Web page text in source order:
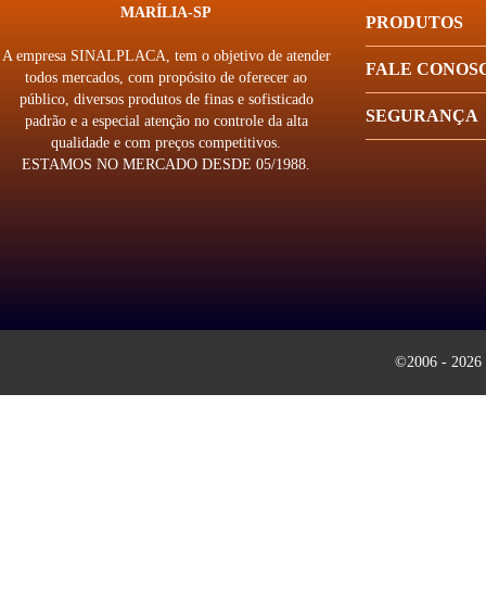
MARÍLIA-SP
A empresa SINALPLACA, tem o objetivo de atender
todos mercados, com propósito de oferecer ao
público, diversos produtos de finas e sofisticado
padrão e a especial atenção no controle da alta
qualidade e com preços competitivos.
ESTAMOS NO MERCADO DESDE 05/1988.
PRODUTOS
FALE
SEGURANÇA
©2006 - 2026